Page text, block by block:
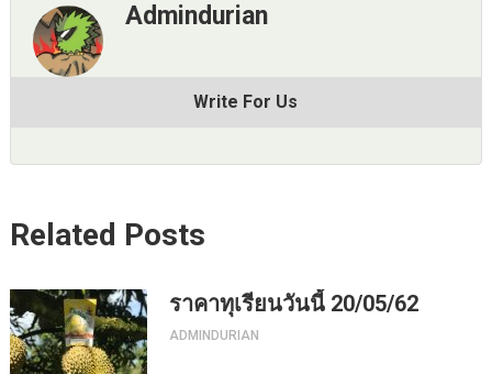
Admindurian
Write For Us
Related Posts
ราคาทุเรียนวันนี้ 20/05/62
ADMINDURIAN